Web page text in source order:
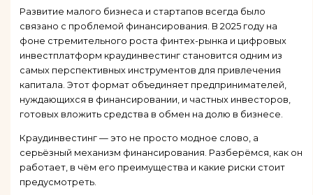
Развитие малого бизнеса и стартапов всегда было
связано с проблемой финансирования. В 2025 году на
фоне стремительного роста финтех-рынка и цифровых
инвестплатформ краудинвестинг становится одним из
самых перспективных инструментов для привлечения
капитала. Этот формат объединяет предпринимателей,
нуждающихся в финансировании, и частных инвесторов,
готовых вложить средства в обмен на долю в бизнесе.
Краудинвестинг — это не просто модное слово, а
серьёзный механизм финансирования. Разберёмся, как он
работает, в чём его преимущества и какие риски стоит
предусмотреть.